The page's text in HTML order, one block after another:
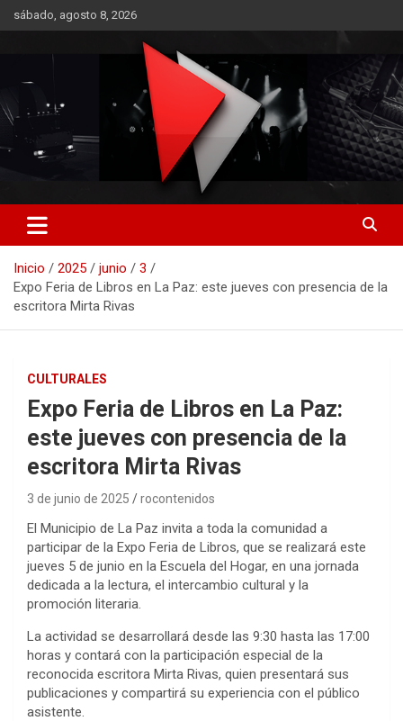
Saltar
al
sábado, agosto 8, 2026
RO CONTENIDOS
Inicio 2025 junio
3
Expo Feria de Libros en La Paz: este jueves con presencia de la
escritora Mirta Rivas
CULTURALES
Expo Feria de Libros en La Paz:
este jueves con presencia de la
escritora Mirta Rivas
3 de junio de 2025 rocontenidos
El Municipio de La Paz invita a toda la comunidad a
participar de la Expo Feria de Libros, que se realizará este
jueves 5 de junio en la Escuela del Hogar, en una jornada
dedicada a la lectura, el intercambio cultural y la
promoción literaria.
La actividad se desarrollará desde las 9:30 hasta las 17:00
horas y contará con la participación especial de la
reconocida escritora Mirta Rivas, quien presentará sus
publicaciones y compartirá su experiencia con el público
asistente.